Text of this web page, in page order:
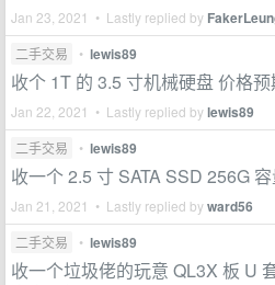
Jan 23, 2021 • Lastly replied by
二手交易 • lewis89
收个 1T 的 3.5 寸机械硬盘 价格
Jan 22, 2021 • Lastly replied bylewis89
二手交易 • lewis89
收一个 2.5 寸 SATA SSD 256G
Jan 21, 2021 • Lastly replied byward56
二手交易 • lewis89
收一个垃圾佬的玩意 QL3X 板 U